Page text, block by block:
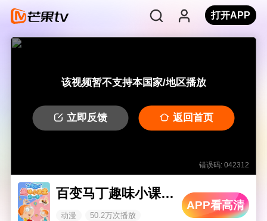
打开APP
该视频暂不支持本国家/地区播放
立即反馈 返回首页
错误码: 042312
百变马丁趣味小课堂 第一季
动漫 50.2万次播放
APP看高清